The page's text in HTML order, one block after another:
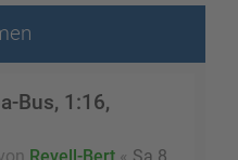
Bus, 1:16,